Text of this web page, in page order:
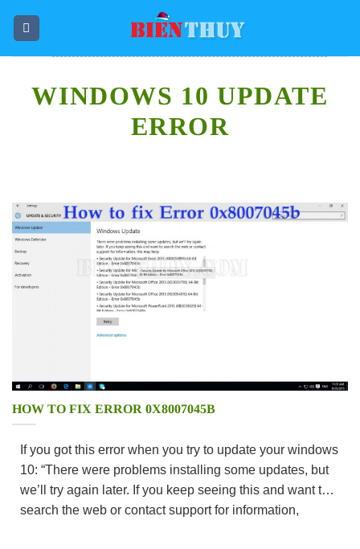
WINDOWS 10 UPDATE
ERROR
HOW TO FIX ERROR 0X8007045B
If you got this error when you try to update your windows
10: “There were problems installing some updates, but
we’ll try again later. If you keep seeing this and want to
search the web or contact support for information,